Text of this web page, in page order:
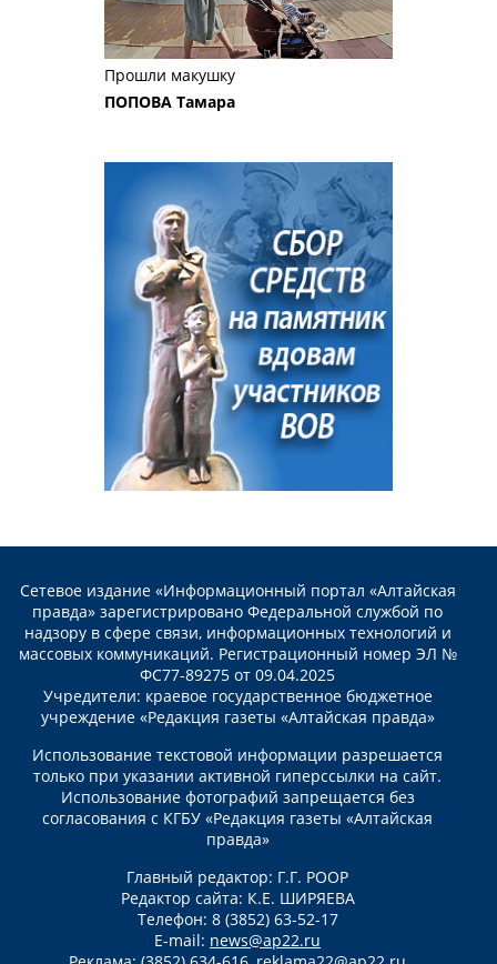
Прошли макушку
ПОПОВА Тамара
Сетевое издание «Информационный портал «Алтайская
правда» зарегистрировано Федеральной службой по
надзору в сфере связи, информационных технологий и
массовых коммуникаций. Регистрационный номер ЭЛ №
ФС77-89275 от 09.04.2025
Учредители: краевое государственное бюджетное
учреждение «Редакция газеты «Алтайская правда»
Использование текстовой информации разрешается
только при указании активной гиперссылки на сайт.
Использование фотографий запрещается без
согласования с КГБУ «Редакция газеты «Алтайская
правда»
Главный редактор: Г.Г. РООР
Редактор сайта: К.Е. ШИРЯЕВА
Телефон: 8 (3852) 63-52-17
E-mail: news@ap22.ru